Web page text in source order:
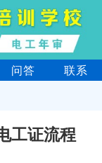
问答 联系
工证流程